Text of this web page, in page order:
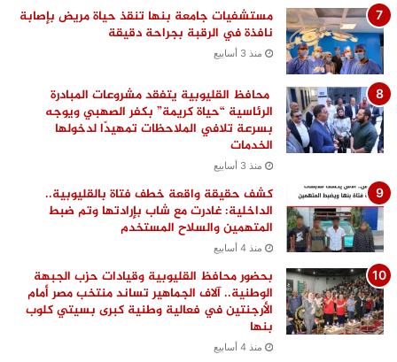
مستشفيات جامعة بنها تنقذ حياة مريض بإصابة
نافذة في الرقبة بجراحة دقيقة
منذ 3 أسابيع
محافظ القليوبية يتفقد مشروعات المبادرة
الرئاسية “حياة كريمة” بكفر الصهبي ويوجه
بسرعة تلافي الملاحظات تمهيدًا لدخولها
الخدمات
منذ 3 أسابيع
كشف حقيقة واقعة خطف فتاة بالقليوبية..
الداخلية: غادرت مع شاب بإرادتها وتم ضبط
المتهمين والسلاح المستخدم
منذ 4 أسابيع
بحضور محافظ القليوبية وقيادات حزب الجبهة
الوطنية.. آلاف الجماهير تساند منتخب مصر أمام
الأرجنتين في فعالية وطنية كبرى بسيتي كلوب
بنها
منذ 4 أسابيع